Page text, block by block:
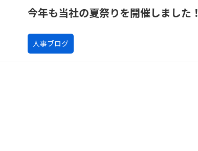
今年も当社の夏祭りを開催しました！
人事ブログ